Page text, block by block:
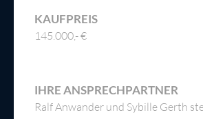
KAUFPREIS
145.000,- €
IHRE ANSPRECHPARTNER
Ralf Anwander und Sybille Gerth